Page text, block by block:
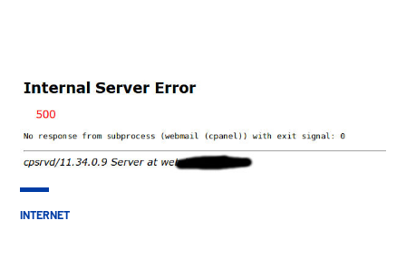
POSTED
INTERNET